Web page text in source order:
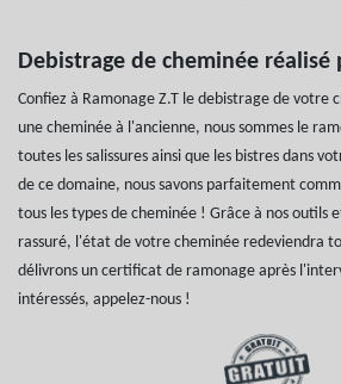
Debistrage de cheminée réalisé
Confiez à Ramonage Z.T le debistrage de votre
une cheminée à l'ancienne, nous sommes le
toutes les salissures ainsi que les bistres dans
de ce domaine, nous savons parfaitement
tous les types de cheminée ! Grâce à nos outils
rassuré, l'état de votre cheminée redeviendra
délivrons un certificat de ramonage après
intéressés, appelez-nous !